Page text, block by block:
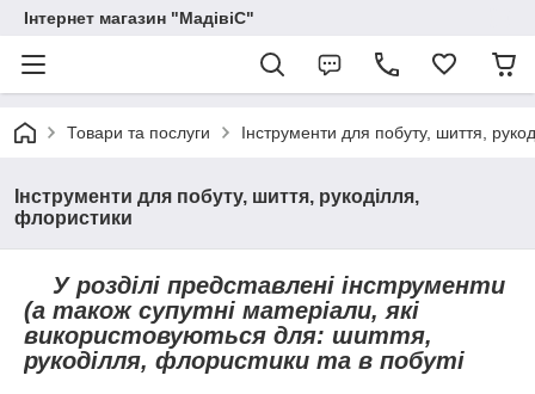
Інтернет магазин "МадівіС"
Товари та послуги Інструменти для побуту, шиття,
Інструменти для побуту, шиття, рукоділля,
флористики
У розділі представлені інструменти
(а також супутні матеріали, які
використовуються для: шиття,
рукоділля, флористики та в побуті